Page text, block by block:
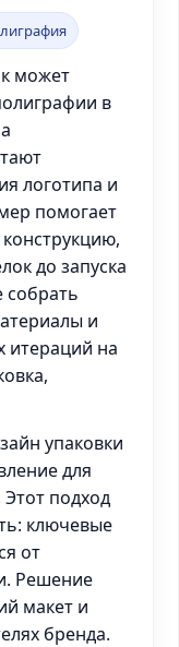
может
в
логотипа и
помогает
до запуска
собрать
и
итераций на
упаковки
для
Этот подход
ключевые
от
Решение
макет и
бренда.